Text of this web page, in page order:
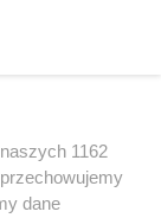
z okazji
portalu
1162
dane